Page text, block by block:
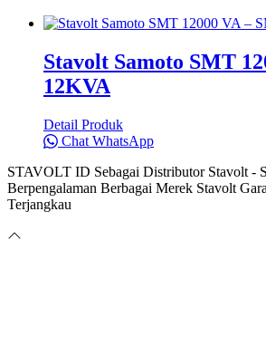
Stavolt Samoto SMT
12KVA
Detail Produk
Chat WhatsApp
STAVOLT ID Sebagai Distributor Stavolt -
Berpengalaman Berbagai Merek Stavolt
Terjangkau